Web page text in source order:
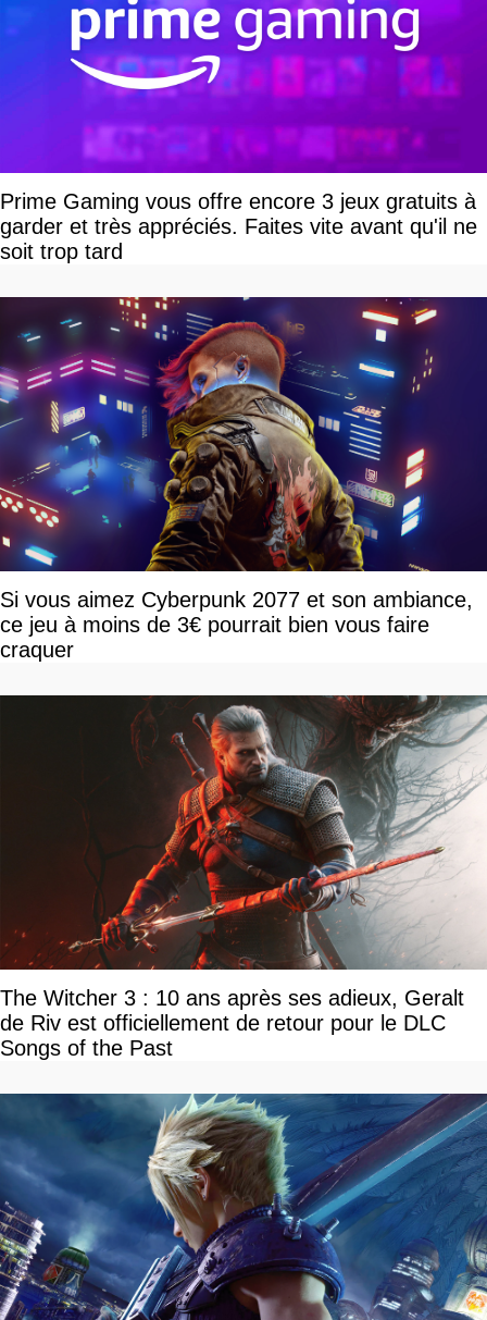
Prime Gaming vous offre encore 3 jeux gratuits à
garder et très appréciés. Faites vite avant qu'il ne
soit trop tard
Si vous aimez Cyberpunk 2077 et son ambiance,
ce jeu à moins de 3€ pourrait bien vous faire
craquer
The Witcher 3 : 10 ans après ses adieux, Geralt
de Riv est officiellement de retour pour le DLC
Songs of the Past